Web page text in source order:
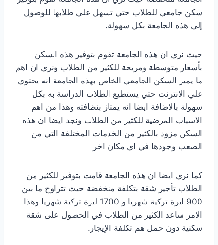
سكن جامعي للطلاب حتي تسهل علي طلابها للوصول
إلى هذه الجامعة بكل سهولة.
حيث نري ان هذه الجامعة تقوم بتوفير هذه السكن
بأسعار متوسطة ومريحة للكثير من الطلاب ونري ان اهم
ما يميز السكن الجامعي الخاص بهذه الجامعة انه يحتوي
علي الانترنت حتي يستطيع الطلاب الدراسة به بكل
سهولة بالاضافة ايضا انه يمتاز بنظافته وهذا من اهم
الاسباب المرضية للكثير من الطلاب ونجد ايضا ان هذه
السكن مزود بالكثير من الخدمات المختلفة التي من
الصعب وجودها في اي مكان اخر
كما نري ايضا ان هذه الجامعة قامت بتوفير للكثير من
الطلاب تأجير شقة بتكلفة منخفضة حيث تتراوح ما بين
900 ليرة تركية شهريا و 1700 ليرة تركية شهريا وهذا
الامر ساعد الكثير من الطلاب في الحصول على شقة
سكنية دون حمل هم تكلفة الإيجار.